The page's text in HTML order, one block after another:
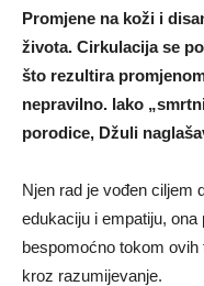
Promjene na koži i
života. Cirkulacija se
što rezultira
nepravilno. Iako
porodice, Džuli
Njen rad je vođen ciljem
edukaciju i empatiju,
bespomoćno tokom
kroz razumijevanje.